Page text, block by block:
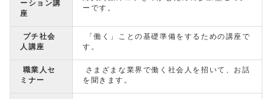
ーション講
座
ーです。
プチ社会
人講座
「働く」ことの基礎準備をするための講座で
す。
職業人セ
ミナー
さまざまな業界で働く社会人を招いて、お話
を聞きます。